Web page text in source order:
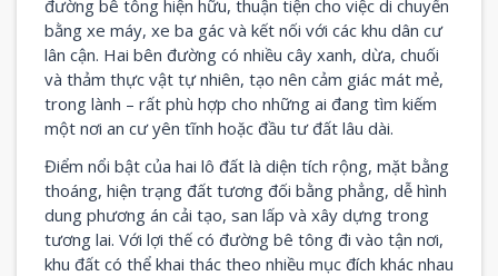
đường bê tông hiện hữu, thuận tiện cho việc di chuyển
bằng xe máy, xe ba gác và kết nối với các khu dân cư
lân cận. Hai bên đường có nhiều cây xanh, dừa, chuối
và thảm thực vật tự nhiên, tạo nên cảm giác mát mẻ,
trong lành – rất phù hợp cho những ai đang tìm kiếm
một nơi an cư yên tĩnh hoặc đầu tư đất lâu dài.
Điểm nổi bật của hai lô đất là diện tích rộng, mặt bằng
thoáng, hiện trạng đất tương đối bằng phẳng, dễ hình
dung phương án cải tạo, san lấp và xây dựng trong
tương lai. Với lợi thế có đường bê tông đi vào tận nơi,
khu đất có thể khai thác theo nhiều mục đích khác nhau